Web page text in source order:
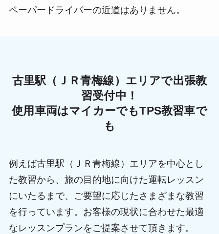
ペーパードライバーの近道はありません。
古里駅（ＪＲ青梅線）エリアで出張教
習受付中！
使用車両はマイカーでもTPS教習車で
も
例えば古里駅（ＪＲ青梅線）エリアを中心とし
た教習から、旅の目的地に向けた運転レッスン
にいたるまで、ご要望に応じたさまざまな教習
を行っています。お客様の現状に合わせた最適
なレッスンプランをご提案させて頂きます。